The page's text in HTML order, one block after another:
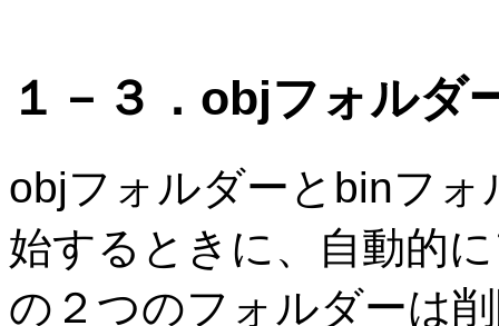
１－３．objフォルダ
objフォルダーとbinフ
始するときに、自動的
の２つのフォルダーは